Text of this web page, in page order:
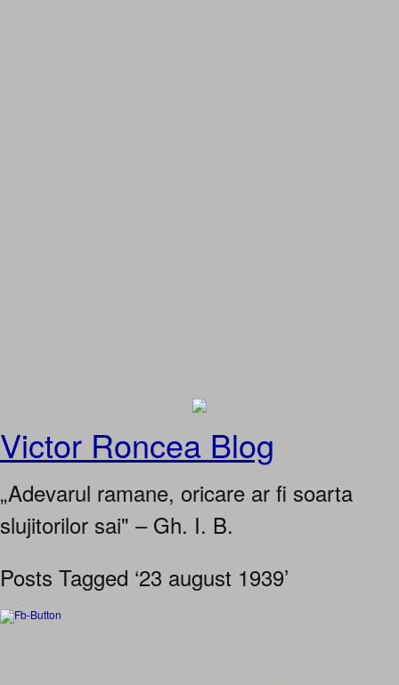
Victor Roncea Blog
„Adevarul ramane, oricare ar fi soarta
slujitorilor sai" – Gh. I. B.
Posts Tagged ‘23 august 1939’